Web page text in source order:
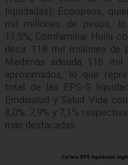
liquidadas); Ecoopsos,
mil millones de pesos,
11,5%; Comfamiliar Huila
decir 118 mil millones de
Medimás adeuda 116
aproximados, lo que
total de las EPS-S
Emdisalud y Salud Vida
8,0%, 7,9% y 7,1%
más destacadas.